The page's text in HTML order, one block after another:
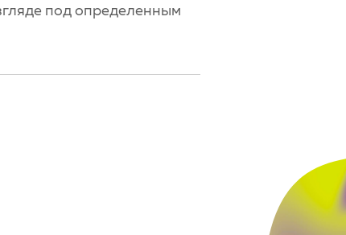
под определенным